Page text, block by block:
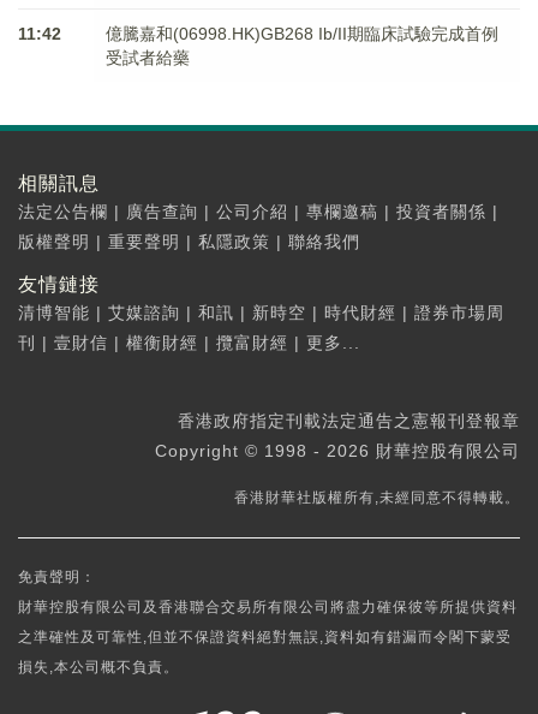
11:42
億騰嘉和(06998.HK)GB268 Ib/II期臨床試驗完成首例
受試者給藥
相關訊息
法定公告欄 | 廣告查詢 | 公司介紹 | 專欄邀稿 | 投資者關係 |
版權聲明 | 重要聲明 | 私隱政策 | 聯絡我們
友情鏈接
清博智能 | 艾媒諮詢 | 和訊 | 新時空 | 時代財經 | 證券市場周
刊
| 壹財信 | 權衡財經 | 攬富財經 | 更多...
香港政府指定刊載法定通告之憲報刊登報章
Copyright © 1998 - 2026 財華控股有限公司
香港財華社版權所有,未經同意不得轉載。
免責聲明：
財華控股有限公司及香港聯合交易所有限公司將盡力確保彼等所提供資料
之準確性及可靠性,但並不保證資料絕對無誤,資料如有錯漏而令閣下蒙受
損失,本公司概不負責。